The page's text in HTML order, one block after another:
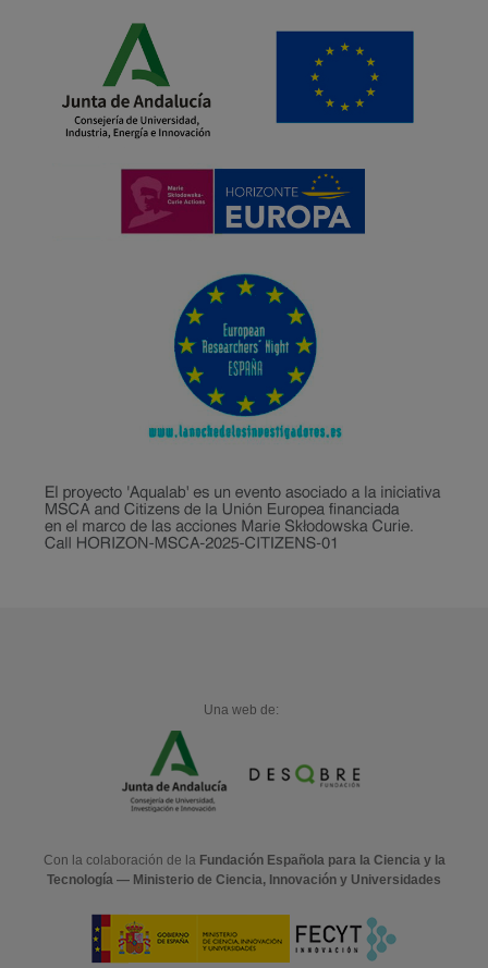
Una web de:
Con la colaboración de la Fundación Española para la Ciencia y la
Tecnología — Ministerio de Ciencia, Innovación y Universidades